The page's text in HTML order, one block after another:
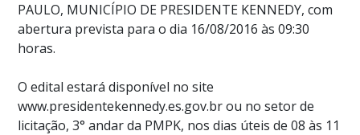
PAULO, MUNICÍPIO DE PRESIDENTE KENNEDY, com
abertura prevista para o dia 16/08/2016 às 09:30
horas.
O edital estará disponível no site
www.presidentekennedy.es.gov.br ou no setor de
licitação, 3° andar da PMPK, nos dias úteis de 08 às 11